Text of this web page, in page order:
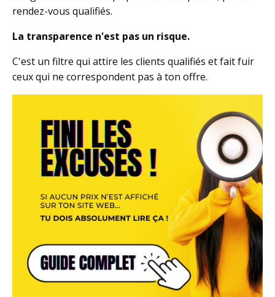
rendez-vous qualifiés.
La transparence n'est pas un risque.
C'est un filtre qui attire les clients qualifiés et fait fuir
ceux qui ne correspondent pas à ton offre.